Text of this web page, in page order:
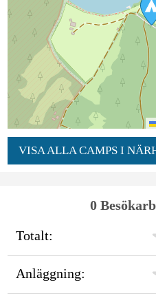
VISA ALLA CAMPS I
0
Totalt:
Anläggning: